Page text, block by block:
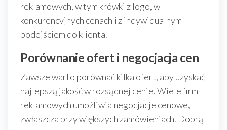
reklamowych, w tym krówki z logo, w
konkurencyjnych cenach i z indywidualnym
podejściem do klienta.
Porównanie ofert i negocjacja cen
Zawsze warto porównać kilka ofert, aby uzyskać
najlepszą jakość w rozsądnej cenie. Wiele firm
reklamowych umożliwia negocjacje cenowe,
zwłaszcza przy większych zamówieniach. Dobrą